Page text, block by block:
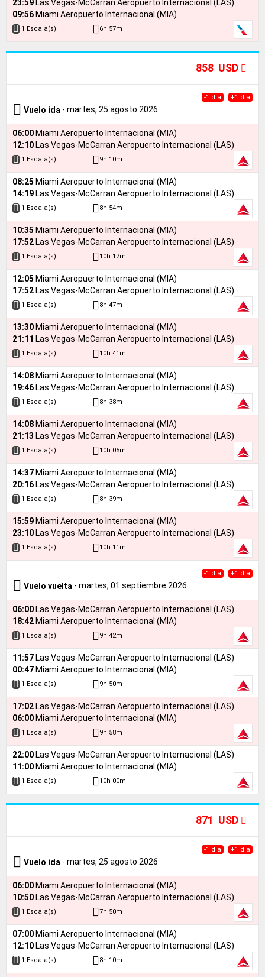
23:59 Las Vegas-McCarran Aeropuerto Internacional (LAS)
09:56 Miami Aeropuerto Internacional (MIA)
1 Escala(s) 6h 57m
858 USD
-1 día +1 día
Vuelo ida - martes, 25 agosto 2026
06:00 Miami Aeropuerto Internacional (MIA)
12:10 Las Vegas-McCarran Aeropuerto Internacional (LAS)
1 Escala(s) 9h 10m
08:25 Miami Aeropuerto Internacional (MIA)
14:19 Las Vegas-McCarran Aeropuerto Internacional (LAS)
1 Escala(s) 8h 54m
10:35 Miami Aeropuerto Internacional (MIA)
17:52 Las Vegas-McCarran Aeropuerto Internacional (LAS)
1 Escala(s) 10h 17m
12:05 Miami Aeropuerto Internacional (MIA)
17:52 Las Vegas-McCarran Aeropuerto Internacional (LAS)
1 Escala(s) 8h 47m
13:30 Miami Aeropuerto Internacional (MIA)
21:11 Las Vegas-McCarran Aeropuerto Internacional (LAS)
1 Escala(s) 10h 41m
14:08 Miami Aeropuerto Internacional (MIA)
19:46 Las Vegas-McCarran Aeropuerto Internacional (LAS)
1 Escala(s) 8h 38m
14:08 Miami Aeropuerto Internacional (MIA)
21:13 Las Vegas-McCarran Aeropuerto Internacional (LAS)
1 Escala(s) 10h 05m
14:37 Miami Aeropuerto Internacional (MIA)
20:16 Las Vegas-McCarran Aeropuerto Internacional (LAS)
1 Escala(s) 8h 39m
15:59 Miami Aeropuerto Internacional (MIA)
23:10 Las Vegas-McCarran Aeropuerto Internacional (LAS)
1 Escala(s) 10h 11m
-1 día +1 día
Vuelo vuelta - martes, 01 septiembre 2026
06:00 Las Vegas-McCarran Aeropuerto Internacional (LAS)
18:42 Miami Aeropuerto Internacional (MIA)
1 Escala(s) 9h 42m
11:57 Las Vegas-McCarran Aeropuerto Internacional (LAS)
00:47 Miami Aeropuerto Internacional (MIA)
1 Escala(s) 9h 50m
17:02 Las Vegas-McCarran Aeropuerto Internacional (LAS)
06:00 Miami Aeropuerto Internacional (MIA)
1 Escala(s) 9h 58m
22:00 Las Vegas-McCarran Aeropuerto Internacional (LAS)
11:00 Miami Aeropuerto Internacional (MIA)
1 Escala(s) 10h 00m
871 USD
-1 día +1 día
Vuelo ida - martes, 25 agosto 2026
06:00 Miami Aeropuerto Internacional (MIA)
10:50 Las Vegas-McCarran Aeropuerto Internacional (LAS)
1 Escala(s) 7h 50m
07:00 Miami Aeropuerto Internacional (MIA)
12:10 Las Vegas-McCarran Aeropuerto Internacional (LAS)
1 Escala(s) 8h 10m